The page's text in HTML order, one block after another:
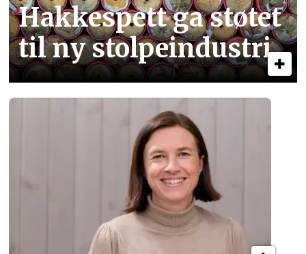
Hakkespett ga støtet
til ny stolpe­industri